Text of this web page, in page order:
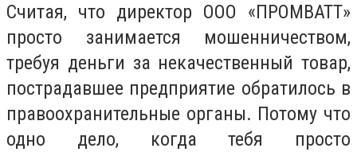
Считая, что директор ООО «ПРОМВАТТ»
просто занимается мошенничеством,
требуя деньги за некачественный товар,
пострадавшее предприятие обратилось в
правоохранительные органы. Потому что
одно дело, когда тебя просто